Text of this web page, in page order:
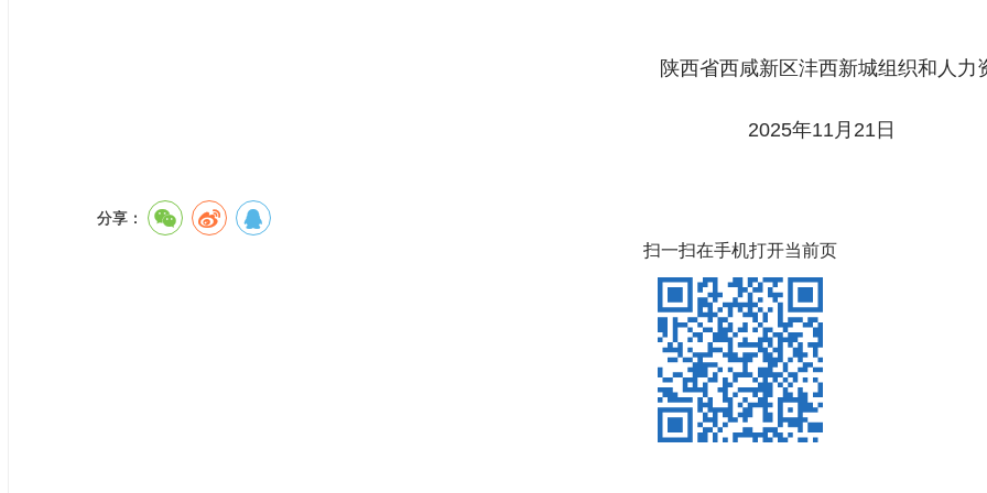
陕西省西咸新区沣西新城组织和人力资
2025年11月21日
分享：
扫一扫在手机打开当前页